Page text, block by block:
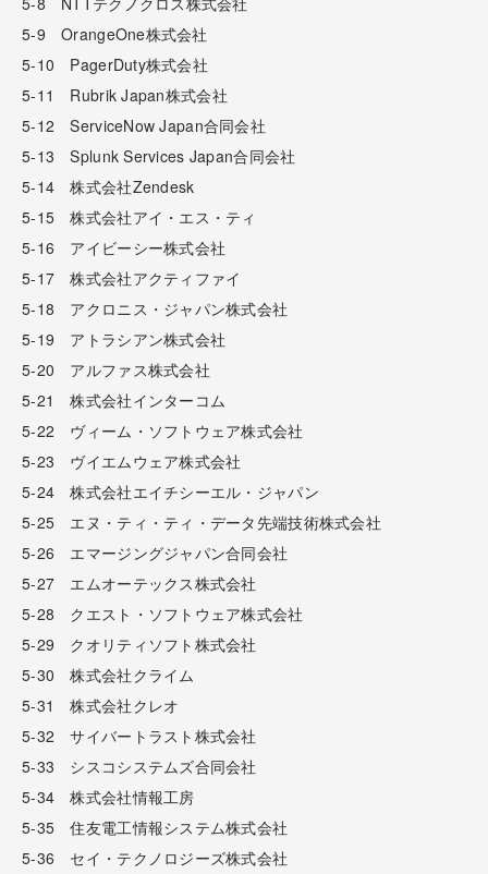
5-9 OrangeOne株式会社
5-10 PagerDuty株式会社
5-11 Rubrik Japan株式会社
5-12 ServiceNow Japan合同会社
5-13 Splunk Services Japan合同会社
5-14 株式会社Zendesk
5-15 株式会社アイ・エス・ティ
5-16 アイビーシー株式会社
5-17 株式会社アクティファイ
5-18 アクロニス・ジャパン株式会社
5-19 アトラシアン株式会社
5-20 アルファス株式会社
5-21 株式会社インターコム
5-22 ヴィーム・ソフトウェア株式会社
5-23 ヴイエムウェア株式会社
5-24 株式会社エイチシーエル・ジャパン
5-25 エヌ・ティ・ティ・データ先端技術株式会社
5-26 エマージングジャパン合同会社
5-27 エムオーテックス株式会社
5-28 クエスト・ソフトウェア株式会社
5-29 クオリティソフト株式会社
5-30 株式会社クライム
5-31 株式会社クレオ
5-32 サイバートラスト株式会社
5-33 シスコシステムズ合同会社
5-34 株式会社情報工房
5-35 住友電工情報システム株式会社
5-36 セイ・テクノロジーズ株式会社